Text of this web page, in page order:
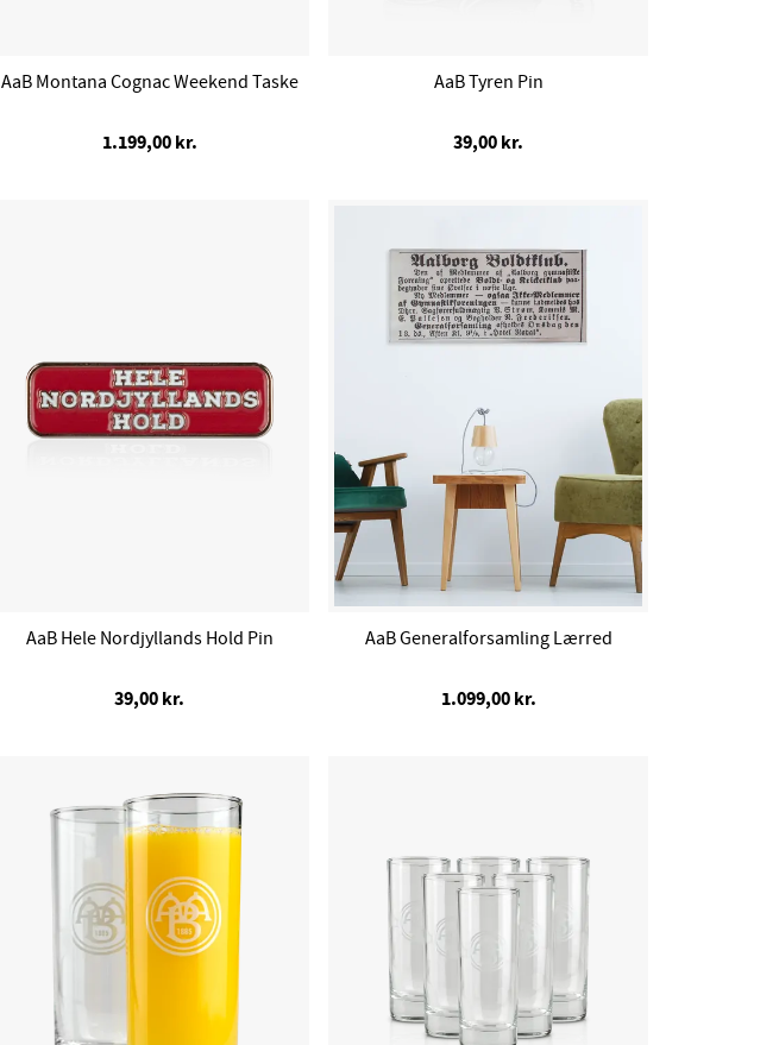
AaB Montana Cognac Weekend Taske
1.199,00 kr.
AaB Tyren Pin
39,00 kr.
AaB Hele Nordjyllands Hold Pin
39,00 kr.
AaB Generalforsamling Lærred
1.099,00 kr.